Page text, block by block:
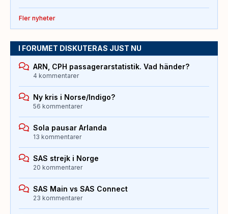
Fler nyheter
I FORUMET DISKUTERAS JUST NU
ARN, CPH passagerarstatistik. Vad händer?
4 kommentarer
Ny kris i Norse/Indigo?
56 kommentarer
Sola pausar Arlanda
13 kommentarer
SAS strejk i Norge
20 kommentarer
SAS Main vs SAS Connect
23 kommentarer